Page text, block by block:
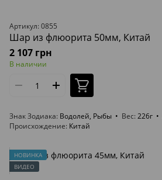
Артикул: 0855
Шар из флюорита 50мм, Китай
2 107 грн
В наличии
Знак Зодиака Водолей, Рыбы Вес 226г
Происхождение Китай
НОВИНКА
ВИДЕО